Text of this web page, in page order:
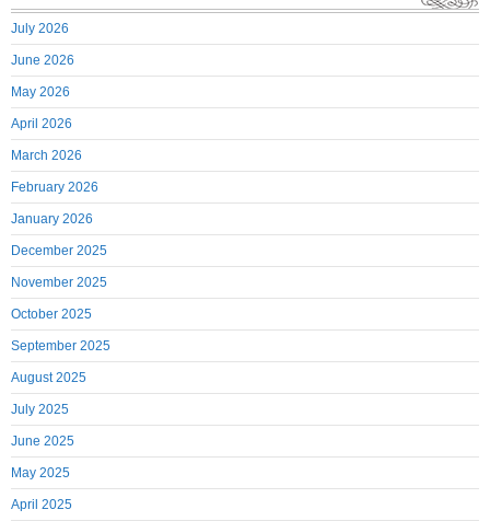
July 2026
June 2026
May 2026
April 2026
March 2026
February 2026
January 2026
December 2025
November 2025
October 2025
September 2025
August 2025
July 2025
June 2025
May 2025
April 2025